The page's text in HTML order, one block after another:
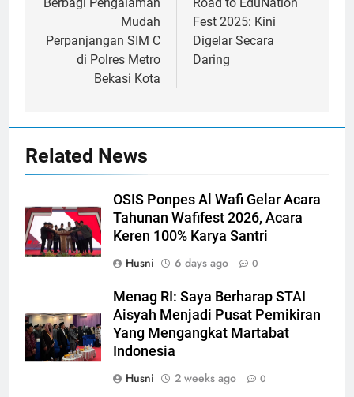
Mudah
Perpanjangan SIM C
di Polres Metro
Bekasi Kota
Fest 2025: Kini
Digelar Secara
Daring
Related News
OSIS Ponpes Al Wafi Gelar Acara
Tahunan Wafifest 2026, Acara
Keren 100% Karya Santri
Husni
6 days ago 0
Menag RI: Saya Berharap STAI
Aisyah Menjadi Pusat Pemikiran
Yang Mengangkat Martabat
Indonesia
Husni
2 weeks ago 0